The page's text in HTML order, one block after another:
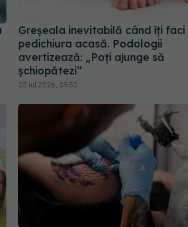
Greșeala inevitabilă când îți faci
pedichiura acasă. Podologii
avertizează: „Poți ajunge să
șchiopătezi”
05 iul 2026, 09:50